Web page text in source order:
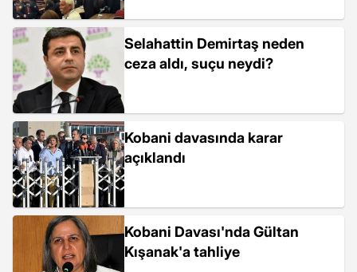
Selahattin Demirtaş neden
ceza aldı, suçu neydi?
Kobani davasında karar
açıklandı
Kobani Davası'nda Gültan
Kışanak'a tahliye